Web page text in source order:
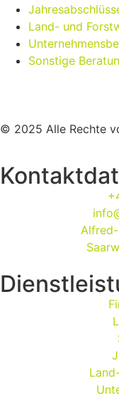
Land- und
Sonstige
© 2025 Alle Rechte